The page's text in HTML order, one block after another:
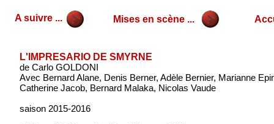
Mises en scène ...
A suivre ...
L'IMPRESARIO DE SMYRNE
de Carlo GOLDONI
Avec Bernard Alane, Denis Berner, Adèle Bernier, Marianne
Catherine Jacob, Bernard Malaka, Nicolas Vaude
saison 2015-2016